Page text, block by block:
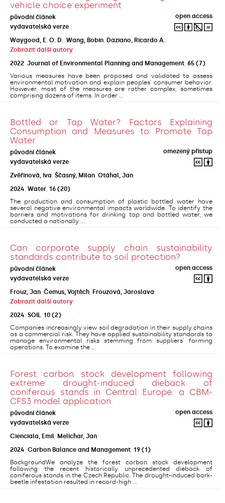
vehicle choice experiment
původní článek
open access
vydavatelská verze
Waygood, E. O. D.; Wang, Bobin; Daziano, Ricardo A.;
Zobrazit další autory
2022 Journal of Environmental Planning and Management 65 (7)
Various measures have been proposed and validated to assess
environmental motivation and explain peoples' consumer behavior.
However, most of the measures are rather complex, sometimes
comprising dozens of items. In order ...
Bottled or Tap Water? Factors Explaining
Consumption and Measures to Promote Tap
Water
původní článek
omezený přístup
vydavatelská verze
Zvěřinová, Iva; Ščasný, Milan; Otáhal, Jan
2024 Water 16 (20)
The production and consumption of plastic bottled water have
several negative environmental impacts worldwide. To identify the
barriers and motivations for drinking tap and bottled water, we
conducted a nationally ...
Can corporate supply chain sustainability
standards contribute to soil protection?
původní článek
open access
vydavatelská verze
Frouz, Jan; Čemus, Vojtěch; Frouzová, Jaroslava;
Zobrazit další autory
2024 SOIL 10 (2)
Companies increasingly view soil degradation in their supply chains
as a commercial risk. They have applied sustainability standards to
manage environmental risks stemming from suppliers' farming
operations. To examine the ...
Forest carbon stock development following
extreme drought-induced dieback of
coniferous stands in Central Europe: a CBM-
CFS3 model application
původní článek
open access
vydavatelská verze
Cienciala, Emil; Melichar, Jan
2024 Carbon Balance and Management 19 (1)
BackgroundWe analyze the forest carbon stock development
following the recent historically unprecedented dieback of
coniferous stands in the Czech Republic. The drought-induced bark-
beetle infestation resulted in record-high ...